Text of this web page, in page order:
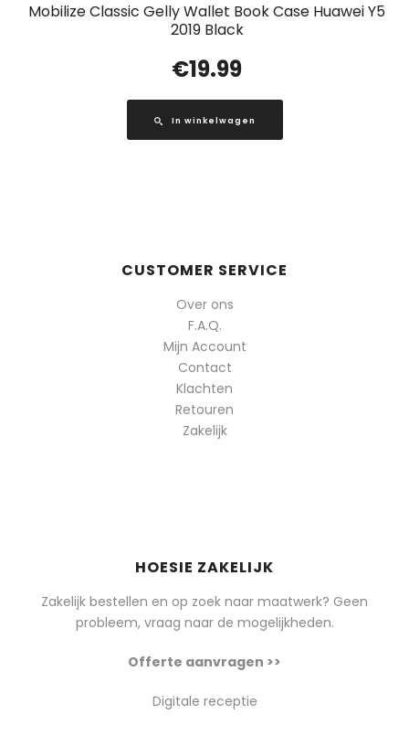
Mobilize Classic Gelly Wallet Book Case Huawei Y5
2019 Black
€19.99
In winkelwagen
CUSTOMER SERVICE
Over ons
F.A.Q.
Mijn Account
Contact
Klachten
Retouren
Zakelijk
HOESIE ZAKELIJK
Zakelijk bestellen en op zoek naar maatwerk? Geen
probleem, vraag naar de mogelijkheden.
Offerte aanvragen >>
Digitale receptie